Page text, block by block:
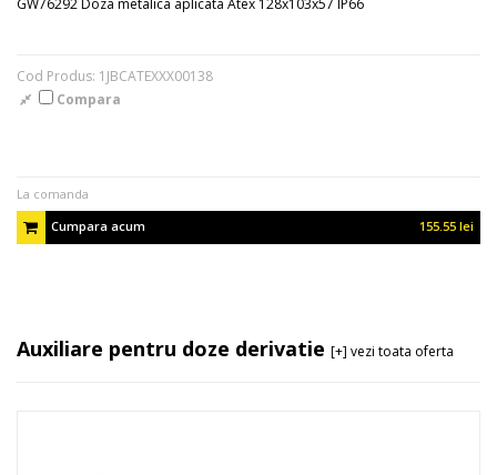
GW76292 Doza metalica aplicata Atex 128x103x57 IP66
Cod Produs: 1JBCATEXXX00138
Compara
La comanda
Cumpara acum
155.55 lei
Auxiliare pentru doze derivatie [+] vezi toata oferta